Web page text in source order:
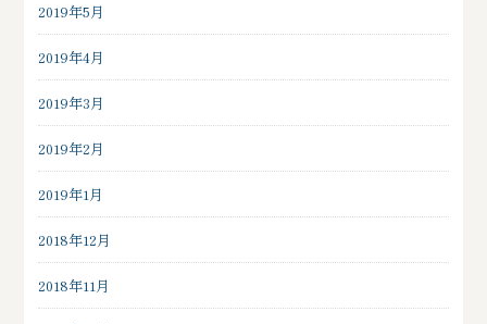
2019年5月
2019年4月
2019年3月
2019年2月
2019年1月
2018年12月
2018年11月